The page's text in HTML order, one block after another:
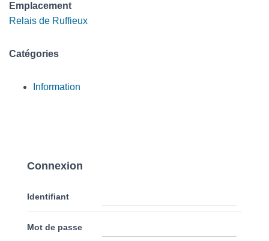
Emplacement
Relais de Ruffieux
Catégories
Information
Connexion
Identifiant
Mot de passe